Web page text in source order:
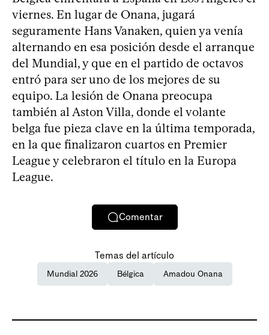
viernes. En lugar de Onana, jugará
seguramente Hans Vanaken, quien ya venía
alternando en esa posición desde el arranque
del Mundial, y que en el partido de octavos
entró para ser uno de los mejores de su
equipo. La lesión de Onana preocupa
también al Aston Villa, donde el volante
belga fue pieza clave en la última temporada,
en la que finalizaron cuartos en Premier
League y celebraron el título en la Europa
League.
Comentar
Temas del artículo
Mundial 2026 Bélgica Amadou Onana